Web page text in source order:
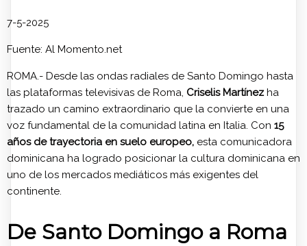
7-5-2025
Fuente: Al Momento.net
ROMA.- Desde las ondas radiales de Santo Domingo hasta
las plataformas televisivas de Roma, Criselis Martínez ha
trazado un camino extraordinario que la convierte en una
voz fundamental de la comunidad latina en Italia. Con 15
años de trayectoria en suelo europeo, esta comunicadora
dominicana ha logrado posicionar la cultura dominicana en
uno de los mercados mediáticos más exigentes del
continente.
De Santo Domingo a Roma